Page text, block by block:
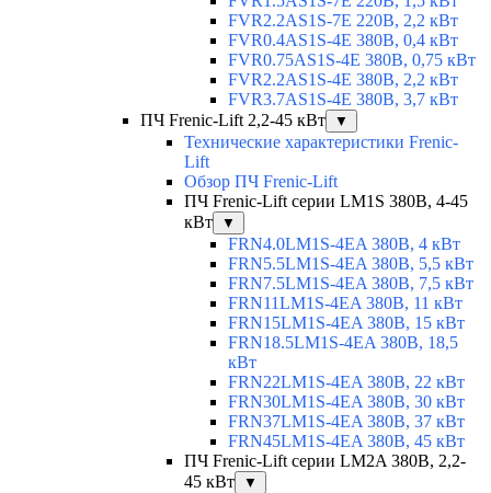
FVR2.2AS1S-7E 220В, 2,2 кВт
FVR0.4AS1S-4E 380В, 0,4 кВт
FVR0.75AS1S-4E 380В, 0,75 кВт
FVR2.2AS1S-4E 380В, 2,2 кВт
FVR3.7AS1S-4E 380В, 3,7 кВт
ПЧ Frenic-Lift 2,2-45 кВт
▼
Технические характеристики Frenic-
Lift
Обзор ПЧ Frenic-Lift
ПЧ Frenic-Lift серии LM1S 380В, 4-45
кВт
▼
FRN4.0LM1S-4EA 380В, 4 кВт
FRN5.5LM1S-4EA 380В, 5,5 кВт
FRN7.5LM1S-4EA 380В, 7,5 кВт
FRN11LM1S-4EA 380В, 11 кВт
FRN15LM1S-4EA 380В, 15 кВт
FRN18.5LM1S-4EA 380В, 18,5
кВт
FRN22LM1S-4EA 380В, 22 кВт
FRN30LM1S-4EA 380В, 30 кВт
FRN37LM1S-4EA 380В, 37 кВт
FRN45LM1S-4EA 380В, 45 кВт
ПЧ Frenic-Lift серии LM2A 380В, 2,2-
45 кВт
▼